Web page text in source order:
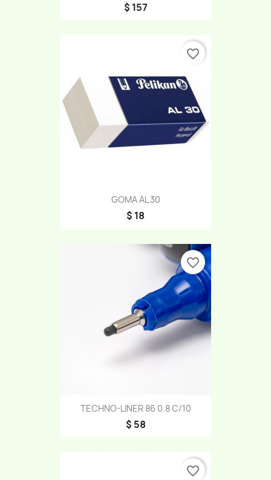
$ 157
GOMA AL 30
$ 18
favorite_border
TECHNO-LINER 86 0.8 C/10
$ 58
favorite_border
favorite_border